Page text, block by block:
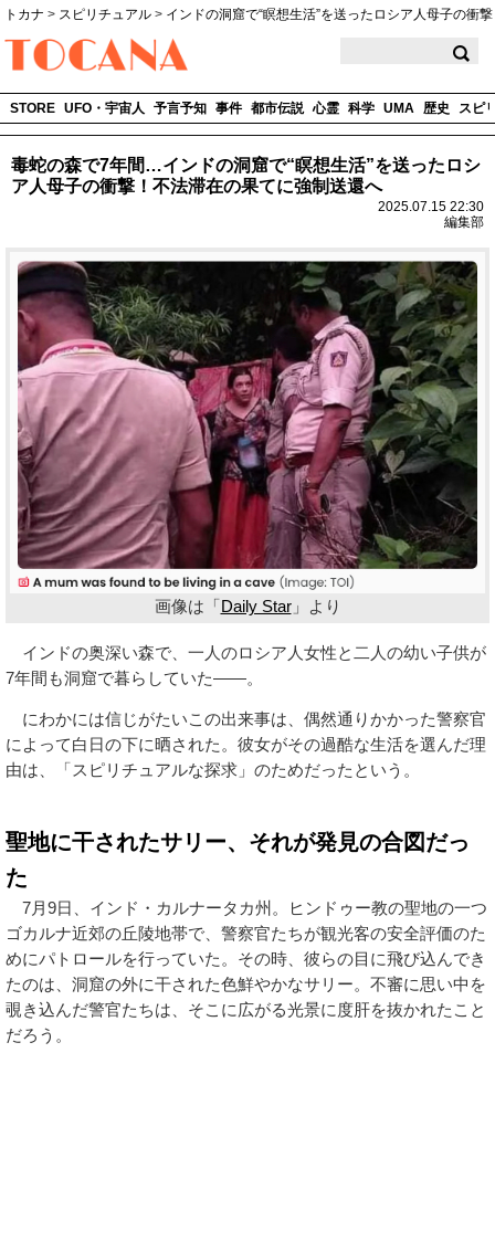
トカナ > スピリチュアル > インドの洞窟で“瞑想生活”を送ったロシア人母子の衝撃
STORE UFO・宇宙人 予言予知 事件 都市伝説 心霊 科学 UMA 歴史 スピ
毒蛇の森で7年間…インドの洞窟で“瞑想生活”を送ったロシ
ア人母子の衝撃！不法滞在の果てに強制送還へ
2025.07.15 22:30
編集部
画像は「Daily Star」より
インドの奥深い森で、一人のロシア人女性と二人の幼い子供が
7年間も洞窟で暮らしていた――。
にわかには信じがたいこの出来事は、偶然通りかかった警察官
によって白日の下に晒された。彼女がその過酷な生活を選んだ理
由は、「スピリチュアルな探求」のためだったという。
聖地に干されたサリー、それが発見の合図だっ
た
7月9日、インド・カルナータカ州。ヒンドゥー教の聖地の一つ
ゴカルナ近郊の丘陵地帯で、警察官たちが観光客の安全評価のた
めにパトロールを行っていた。その時、彼らの目に飛び込んでき
たのは、洞窟の外に干された色鮮やかなサリー。不審に思い中を
覗き込んだ警官たちは、そこに広がる光景に度肝を抜かれたこと
だろう。